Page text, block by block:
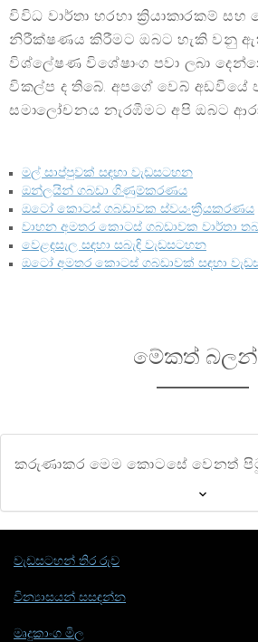
විවිධ වාර්තා හරහා ක්‍රියාකාරකම්
නිරීක්ෂණය කිරීමට ඔබට හැකි වනු
විශ්ලේෂණ විශේෂාංග පවා ලබා
විකල්ප ද තිබේ. අපගේ වෙබ්
සමාලෝචනය නැරඹීමට අපි ඔබට
මල් සාප්පුවක් සඳහා වැඩසටහන
ඔන්ලයින් ගබඩා ගිණුම්කරණය
ඔටෝ කොටස් ගබඩාවක ස්වයංක්‍රීයකරණය
වාහන අමතර කොටස් ගබඩාවක වාර්තා
වෙළඳසැල සඳහා සබැඳි වැඩසටහන
ඔටෝ අමතර කොටස් ගබඩාවක් සඳහා
මේකත්
කරුණාකර මෙම කොටසේ වෙනත්
වැඩසටහන් තිර රුව
වින්‍යාසයන් සසඳන්න
මෘදුකාංග මිල